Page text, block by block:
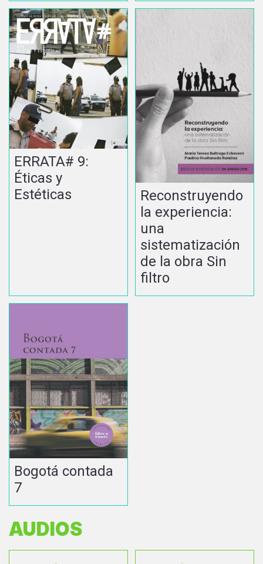
ERRATA# 9:
Éticas y
Estéticas
Reconstruyendo
la experiencia:
una
sistematización
de la obra Sin
filtro
Bogotá contada
7
AUDIOS